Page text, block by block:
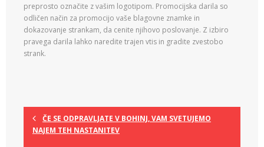
preprosto označite z vašim logotipom. Promocijska darila so
odličen način za promocijo vaše blagovne znamke in
dokazovanje strankam, da cenite njihovo poslovanje. Z izbiro
pravega darila lahko naredite trajen vtis in gradite zvestobo
strank.
ČE SE ODPRAVLJATE V BOHINJ, VAM SVETUJEMO
NAJEM TEH NASTANITEV